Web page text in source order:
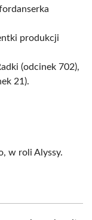
produkcji
(odcinek 702),
21).
w roli Alyssy.